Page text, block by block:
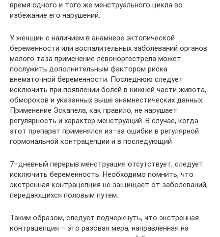
время одного и того же менструального цикла во
избежание его нарушений.
У женщин с наличием в анамнезе эктопической
беременности или воспалительных заболеваний органов
малого таза применение левоноргестрела может
послужить дополнительным фактором риска
внематочной беременности. Последнюю следует
исключить при появлении болей в нижней части живота,
обмороков и указанных выше анамнестических данных.
Применение Эскапела, как правило, не нарушает
регулярность и характер менструаций. В случае, когда
этот препарат применялся из–за ошибки в регулярной
гормональной контрацепции и в последующий
7–дневный перерыв менструация отсутствует, следует
исключить беременность. Необходимо помнить, что
экстренная контрацепция не защищает от заболеваний,
передающихся половым путем.
Таким образом, следует подчеркнуть, что экстренная
контрацепция – это разовая мера, направленная на